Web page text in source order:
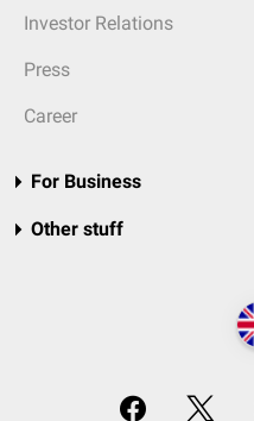
Investor Relations
Press
Career
For Business
Other stuff